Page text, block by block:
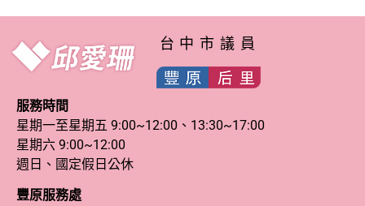
台中市議員
服務時間
星期一至星期五 9:00~12:00、13:30~17:00
星期六 9:00~12:00
週日、國定假日公休
豐原服務處